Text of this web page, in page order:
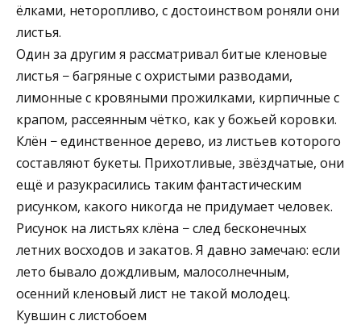
ёлками, неторопливо, с достоинством роняли они
листья.
Один за другим я рассматривал битые кленовые
листья − багряные с охристыми разводами,
лимонные с кровяными прожилками, кирпичные с
крапом, рассеянным чётко, как у божьей коровки.
Клён − единственное дерево, из листьев которого
составляют букеты. Прихотливые, звёздчатые, они
ещё и разукрасились таким фантастическим
рисунком, какого никогда не придумает человек.
Рисунок на листьях клёна − след бесконечных
летних восходов и закатов. Я давно замечаю: если
лето бывало дождливым, малосолнечным,
осенний кленовый лист не такой молодец.
Кувшин с листобоем